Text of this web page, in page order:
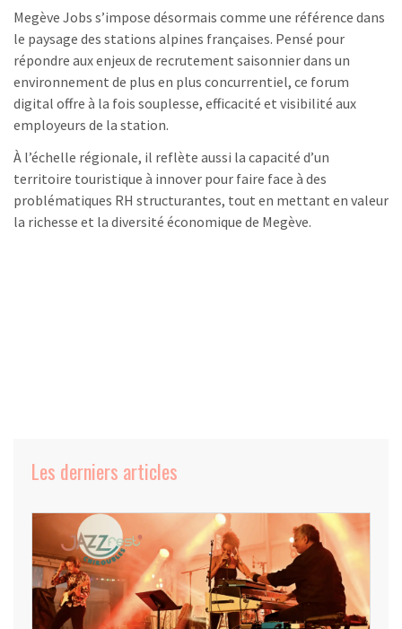
Megève Jobs s’impose désormais comme une référence dans
le paysage des stations alpines françaises. Pensé pour
répondre aux enjeux de recrutement saisonnier dans un
environnement de plus en plus concurrentiel, ce forum
digital offre à la fois souplesse, efficacité et visibilité aux
employeurs de la station.
À l’échelle régionale, il reflète aussi la capacité d’un
territoire touristique à innover pour faire face à des
problématiques RH structurantes, tout en mettant en valeur
la richesse et la diversité économique de Megève.
Les derniers articles